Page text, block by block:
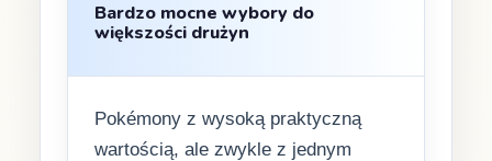
Bardzo mocne wybory do
większości drużyn
Pokémony z wysoką praktyczną
wartością, ale zwykle z jednym